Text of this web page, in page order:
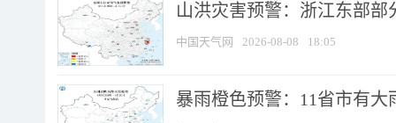
山洪灾害预警：浙江东部
中国天气网 2026-08-08 18:05
暴雨橙色预警：11省市有